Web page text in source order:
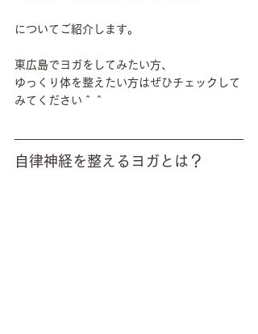
についてご紹介します。
東広島でヨガをしてみたい方、
ゆっくり体を整えたい方はぜひチェックして
みてください＾＾
自律神経を整えるヨガとは？